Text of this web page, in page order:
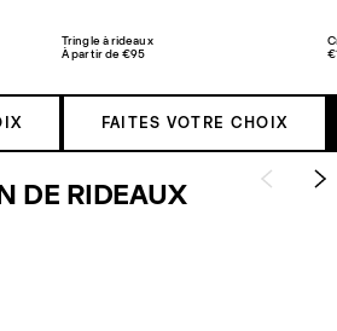
Tringle à rideaux
À partir de €95
FAITES VOTRE CHOIX
DE RIDEAUX